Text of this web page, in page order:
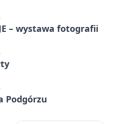
– wystawa fotografii
Podgórzu